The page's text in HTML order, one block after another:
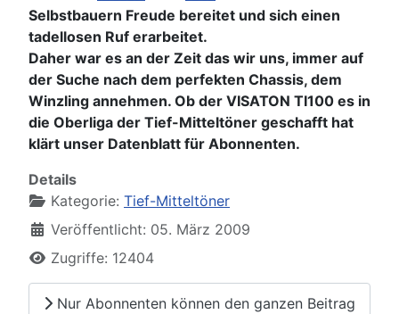
Selbstbauern Freude bereitet und sich einen
tadellosen Ruf erarbeitet.
Daher war es an der Zeit das wir uns, immer auf
der Suche nach dem perfekten Chassis, dem
Winzling annehmen. Ob der VISATON TI100 es in
die Oberliga der Tief-Mitteltöner geschafft hat
klärt unser Datenblatt für Abonnenten.
Details
Kategorie: Tief-Mitteltöner
Veröffentlicht: 05. März 2009
Zugriffe: 12404
Nur Abonnenten können den ganzen Beitrag